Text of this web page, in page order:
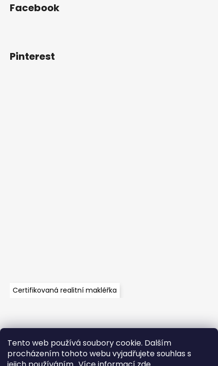
Tento web používá soubory cookie. Dalším
procházením tohoto webu vyjadřujete souhlas s
Facebook
Pinterest
Certifikovaná realitní makléřka
Velkoobchod Časté dotazy Obchodní podmínky
Kontakt Vzorník mechů
Mechové stěny a zakázková výroba